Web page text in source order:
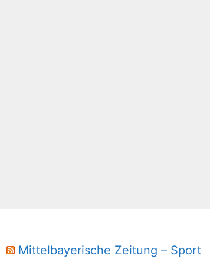
Mittelbayerische Zeitung – Sport